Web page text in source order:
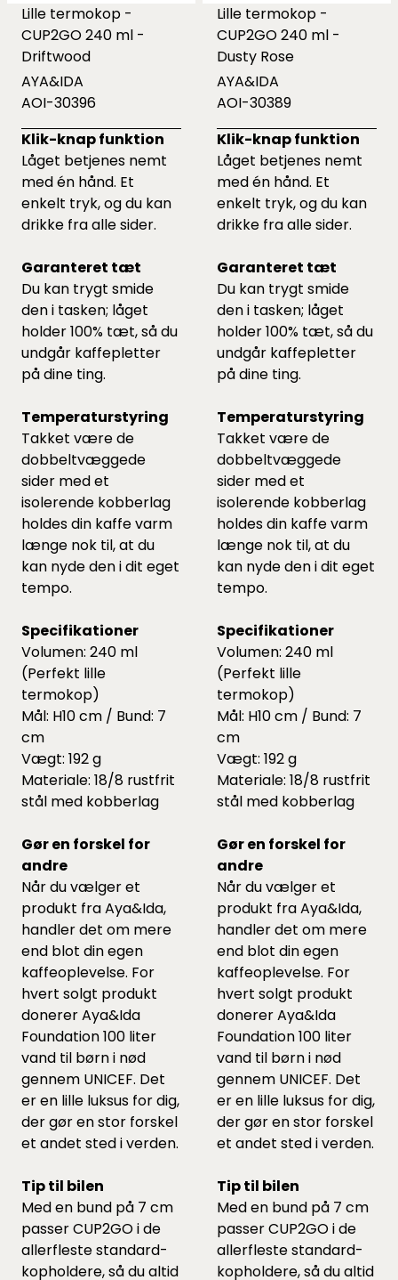
Lille termokop -
CUP2GO 240 ml -
Driftwood
AYA&IDA
AOI-30396
Klik-knap funktion
Låget betjenes nemt
med én hånd. Et
enkelt tryk, og du kan
drikke fra alle sider.
Garanteret tæt
Du kan trygt smide
den i tasken; låget
holder 100% tæt, så du
undgår kaffepletter
på dine ting.
Temperaturstyring
Takket være de
dobbeltvæggede
sider med et
isolerende kobberlag
holdes din kaffe varm
længe nok til, at du
kan nyde den i dit eget
tempo.
Specifikationer
Volumen: 240 ml
(Perfekt lille
termokop)
Mål: H10 cm / Bund: 7
cm
Vægt: 192 g
Materiale: 18/8 rustfrit
stål med kobberlag
Gør en forskel for
andre
Når du vælger et
produkt fra Aya&Ida,
handler det om mere
end blot din egen
kaffeoplevelse. For
hvert solgt produkt
donerer Aya&Ida
Foundation 100 liter
vand til børn i nød
gennem UNICEF. Det
er en lille luksus for dig,
der gør en stor forskel
et andet sted i verden.
Tip til bilen
Med en bund på 7 cm
passer CUP2GO i de
allerfleste standard-
kopholdere, så du altid
Lille termokop -
CUP2GO 240 ml -
Dusty Rose
AYA&IDA
AOI-30389
Klik-knap funktion
Låget betjenes nemt
med én hånd. Et
enkelt tryk, og du kan
drikke fra alle sider.
Garanteret tæt
Du kan trygt smide
den i tasken; låget
holder 100% tæt, så du
undgår kaffepletter
på dine ting.
Temperaturstyring
Takket være de
dobbeltvæggede
sider med et
isolerende kobberlag
holdes din kaffe varm
længe nok til, at du
kan nyde den i dit eget
tempo.
Specifikationer
Volumen: 240 ml
(Perfekt lille
termokop)
Mål: H10 cm / Bund: 7
cm
Vægt: 192 g
Materiale: 18/8 rustfrit
stål med kobberlag
Gør en forskel for
andre
Når du vælger et
produkt fra Aya&Ida,
handler det om mere
end blot din egen
kaffeoplevelse. For
hvert solgt produkt
donerer Aya&Ida
Foundation 100 liter
vand til børn i nød
gennem UNICEF. Det
er en lille luksus for dig,
der gør en stor forskel
et andet sted i verden.
Tip til bilen
Med en bund på 7 cm
passer CUP2GO i de
allerfleste standard-
kopholdere, så du altid